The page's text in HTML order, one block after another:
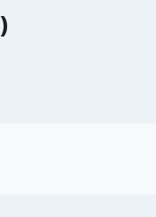
)